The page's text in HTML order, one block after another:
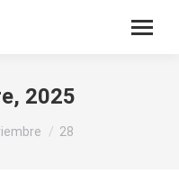
2025
28